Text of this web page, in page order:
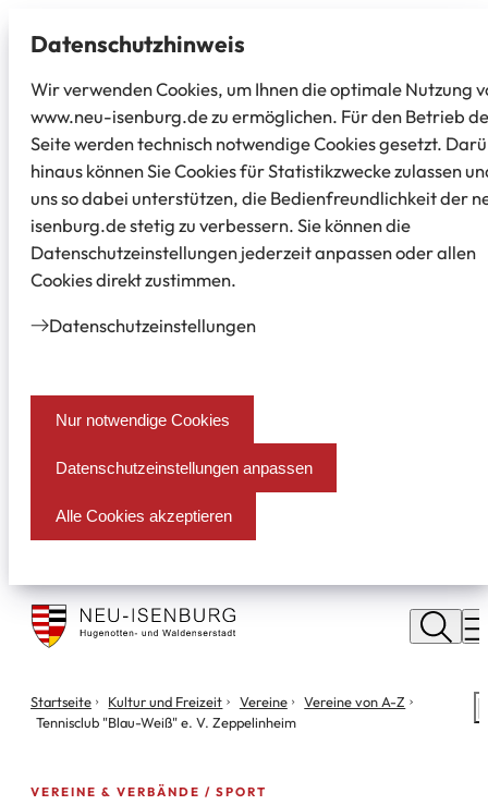
Datenschutz­hinweis
Wir verwenden Cookies, um Ihnen die optimale Nutzung
www.neu-isenburg.de zu ermöglichen. Für den Betrieb
Seite werden technisch notwendige Cookies gesetzt.
hinaus können Sie Cookies für Statistikzwecke zulassen
uns so dabei unterstützen, die Bedienfreundlichkeit der
isenburg.de stetig zu verbessern. Sie können die
Datenschutzeinstellungen jederzeit anpassen oder allen
Cookies direkt zustimmen.
Datenschutz­einstellungen
Nur notwendige Cookies
Datenschutzeinstellungen anpassen
Alle Cookies akzeptieren
Stadt
Neu
Isenburg
Sie
befinden
Startseite Kultur und Freizeit Vereine
Vereine von A-Z
Tennisclub "Blau-Weiß" e. V. Zeppelinheim
VEREINE & VERBÄNDE SPORT